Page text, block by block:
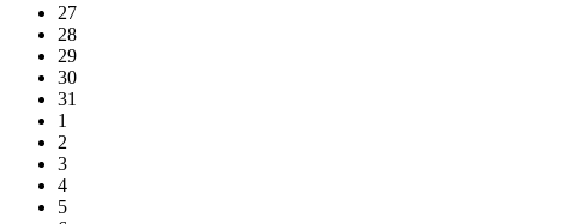
27
28
29
30
31
1
2
3
4
5